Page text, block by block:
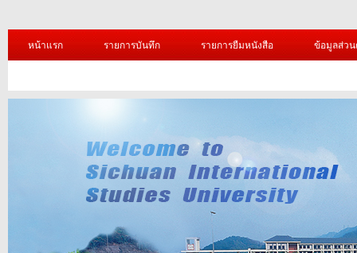
หน้าแรก รายการบันทึก รายการยืมหนังสือ ข้อมูลส่ว